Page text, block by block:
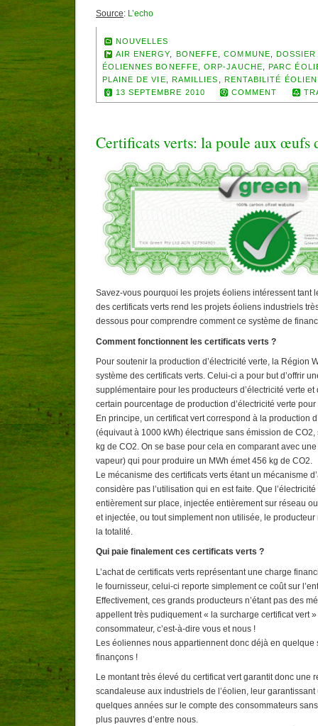
Source: L’echo
NOUVELLES
AIR ENERGY
BONEFFE ,COMMUNE
ÉOLIENNES BONEFFE ,ORP-JAUCHE ,PARC
PLAINE DE VIE
RAMILLIES
RENTABILITÉ ÉOLIEN
13 SEPTEMBRE 2010
COMMENT
Certificats verts: la poule aux œufs
Savez-vous pourquoi les projets éoliens intéressent tant
des certificats verts rend les projets éoliens industriels
dessous pour comprendre comment ce système de
Comment fonctionnent les certificats verts ?
Pour soutenir la production d’électricité verte, la Région
système des certificats verts. Celui-ci a pour but d’offrir
supplémentaire pour les producteurs d’électricité verte
certain pourcentage de production d’électricité verte
En principe, un certificat vert correspond à la production
(équivaut à 1000 kWh) électrique sans émission de
kg de CO2. On se base pour cela en comparant avec
vapeur) qui pour produire un MWh émet 456 kg de CO2.
Le mécanisme des certificats verts étant un mécanisme
considère pas l’utilisation qui en est faite. Que
entièrement sur place, injectée entièrement sur réseau
et injectée, ou tout simplement non utilisée, le
la totalité.
Qui paie finalement ces certificats verts ?
L’achat de certificats verts représentant une charge
le fournisseur, celui-ci reporte simplement ce coût sur
Effectivement, ces grands producteurs n’étant pas des
appellent très pudiquement « la surcharge certificat vert
consommateur, c’est-à-dire vous et nous !
Les éoliennes nous appartiennent donc déjà en quelque
finançons !
Le montant très élevé du certificat vert garantit donc une
scandaleuse aux industriels de l’éolien, leur
quelques années sur le compte des consommateurs
plus pauvres d’entre nous.